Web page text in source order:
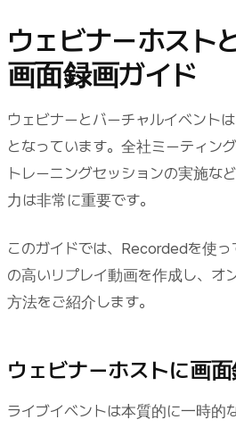
ウェビナーホスト
画面録画ガイド
ウェビナーとバーチャルイベント
となっています。全社ミーティン
トレーニングセッションの実施な
力は非常に重要です。
このガイドでは、Recordedを使
の高いリプレイ動画を作成し、オ
方法をご紹介します。
ウェビナーホストに画
ライブイベントは本質的に一時的